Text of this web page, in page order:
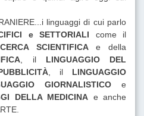
linguaggi di cui parlo
e SETTORIALI come il
SCIENTIFICAe della
, il LINGUAGGIO DEL
, il LINGUAGGIO
GIORNALISTICO e
DELLA MEDICINA e anche